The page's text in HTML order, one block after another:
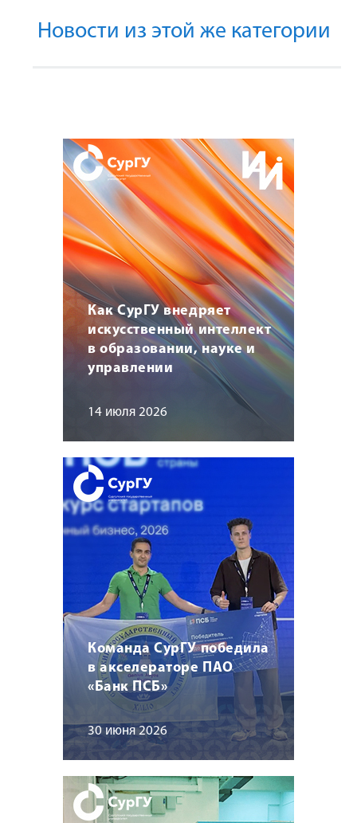
Новости из этой же категории
Как СурГУ внедряет
искусственный интеллект
в образовании, науке и
управлении
14 июля 2026
Команда СурГУ победила
в акселераторе ПАО
«Банк ПСБ»
30 июня 2026